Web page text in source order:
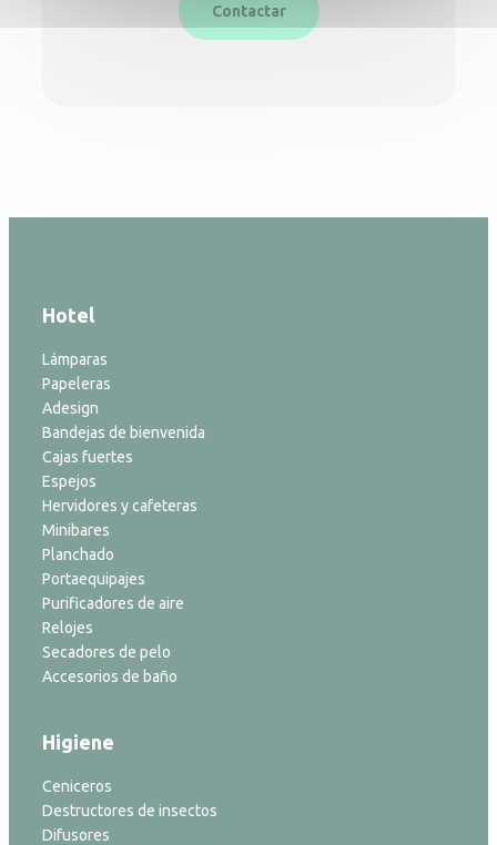
Contactar
Hotel
Lámparas
Papeleras
Adesign
Bandejas de bienvenida
Cajas fuertes
Espejos
Hervidores y cafeteras
Minibares
Planchado
Portaequipajes
Purificadores de aire
Relojes
Secadores de pelo
Accesorios de baño
Higiene
Ceniceros
Destructores de insectos
Difusores